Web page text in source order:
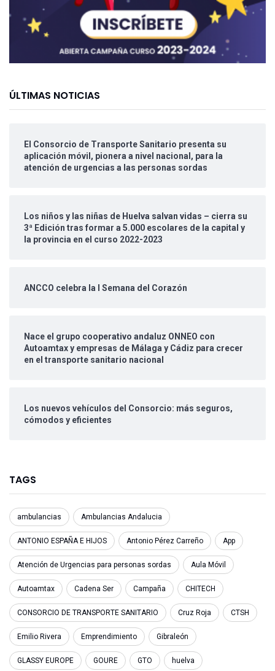
ÚLTIMAS NOTICIAS
El Consorcio de Transporte Sanitario presenta su
aplicación móvil, pionera a nivel nacional, para la
atención de urgencias a las personas sordas
Los niños y las niñas de Huelva salvan vidas – cierra su
3ª Edición tras formar a 5.000 escolares de la capital y
la provincia en el curso 2022-2023
ANCCO celebra la I Semana del Corazón
Nace el grupo cooperativo andaluz ONNEO con
Autoamtax y empresas de Málaga y Cádiz para crecer
en el transporte sanitario nacional
Los nuevos vehículos del Consorcio: más seguros,
cómodos y eficientes
TAGS
ambulancias Ambulancias Andalucia
ANTONIO ESPAÑA E HIJOS Antonio Pérez Carreño App
Atención de Urgencias para personas sordas Aula Móvil
Autoamtax Cadena Ser Campaña CHITECH
CONSORCIO DE TRANSPORTE SANITARIO Cruz Roja CTSH
Emilio Rivera Emprendimiento Gibraleón
GLASSY EUROPE GOURE GTO huelva